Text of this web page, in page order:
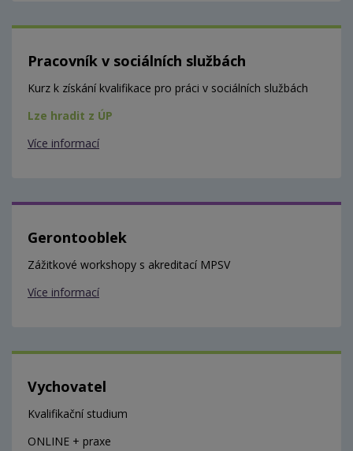
Pracovník v sociálních službách
Kurz k získání kvalifikace pro práci v sociálních službách
Lze hradit z ÚP
Více informací
Gerontooblek
Zážitkové workshopy s akreditací MPSV
Více informací
Vychovatel
Kvalifikační studium
ONLINE + praxe